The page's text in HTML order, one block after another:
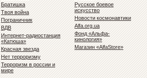
Братишка
Твоя война
Пограничник
ВДВ
Интернет-радиостанция
«Катюша»
Красная звезда
Нет терроризму
Терроризм в россии и
мире
Русское боевое
искусство
Новости космонавтики
Alfa.org.ua
Фонд «Альфа-
кинология»
Магазин «AlfaStore»